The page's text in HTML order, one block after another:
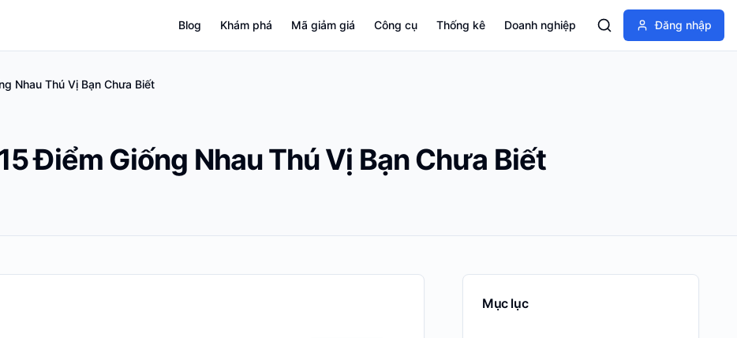
Blog Khám phá Mã giảm giá Công cụ Thống kê Doanh nghiệp Đăng nhập
Nhau Thú Vị Bạn Chưa Biết
Điểm Giống Nhau Thú Vị Bạn Chưa Biết
Mục lục